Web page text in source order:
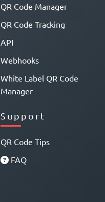
QR Code Manager
QR Code Tracking
API
Webhooks
White Label QR Code
Manager
Support
QR Code Tips
FAQ